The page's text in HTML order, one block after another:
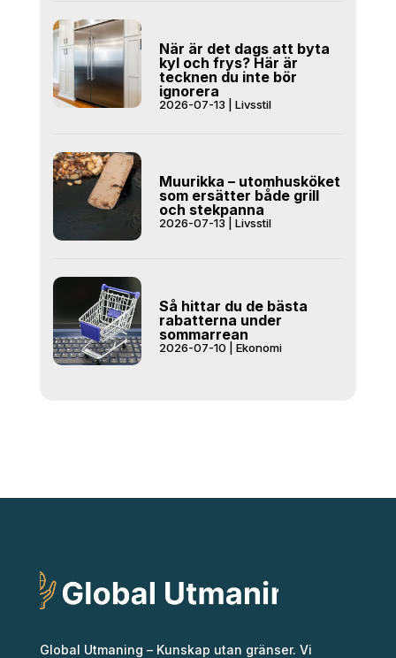
När är det dags att byta
kyl och frys? Här är
tecknen du inte bör
ignorera
2026-07-13 Livsstil
Muurikka – utomhusköket
som ersätter både grill
och stekpanna
2026-07-13 Livsstil
Så hittar du de bästa
rabatterna under
sommarrean
2026-07-10 Ekonomi
Global Utmaning – Kunskap utan gränser. Vi